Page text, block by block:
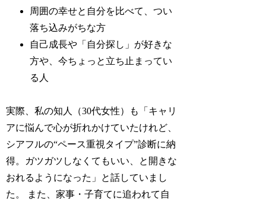
周囲の幸せと自分を比べて、つい
落ち込みがちな方
自己成長や「自分探し」が好きな
方や、今ちょっと立ち止まってい
る人
実際、私の知人（30代女性）も「キャリ
アに悩んで心が折れかけていたけれど、
シアフルの“ペース重視タイプ”診断に納
得。ガツガツしなくてもいい、と開きな
おれるようになった」と話していまし
た。 また、家事・子育てに追われて自